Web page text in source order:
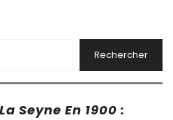
Rechercher
Seyne En 1900 :